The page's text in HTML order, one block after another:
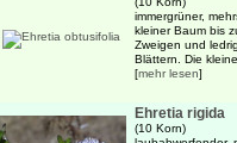
immergrüner,
kleiner Baum bis
Zweigen und
Blättern. Die
[mehr lesen]
Ehretia rigida
(10 Korn)